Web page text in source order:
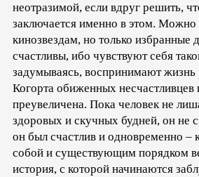
неотразимой, если вдруг решить,
заключается именно в этом. Можно
кинозвездам, но только избранные
счастливы, ибо чувствуют себя
задумываясь, воспринимают жизнь
Когорта обиженных несчастливцев
преувеличена. Пока человек не
здоровых и скучных будней, он не
он был счастлив и одновременно –
собой и существующим порядком
история, с которой начинаются